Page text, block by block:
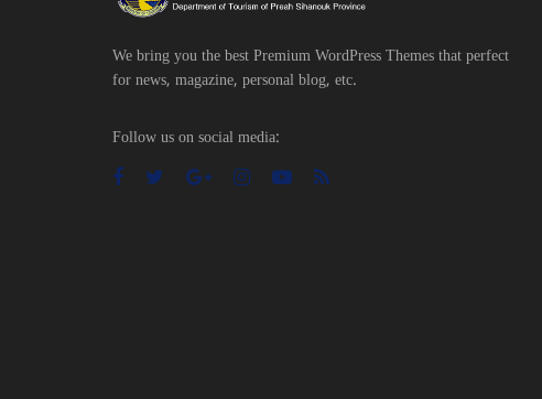
We bring you the best Premium WordPress Themes that perfect
for news, magazine, personal blog, etc.
Follow us on social media: